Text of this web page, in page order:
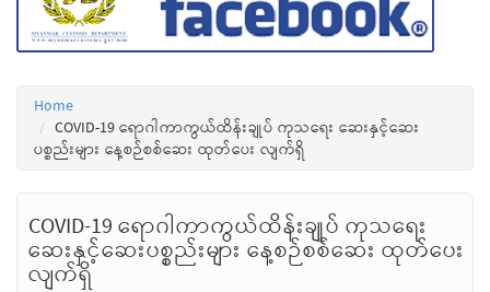
Home
COVID-19 ရောဂါကာကွယ်ထိန်းချုပ် ကုသရေး ဆေးနှင့်ဆေး
ပစ္စည်းများ နေ့စဉ်စစ်ဆေး ထုတ်ပေး လျက်ရှိ
COVID-19 ရောဂါကာကွယ်ထိန်းချုပ် ကုသရေး
ဆေးနှင့်ဆေးပစ္စည်းများ နေ့စဉ်စစ်ဆေး ထုတ်ပေး
လျက်ရှိ